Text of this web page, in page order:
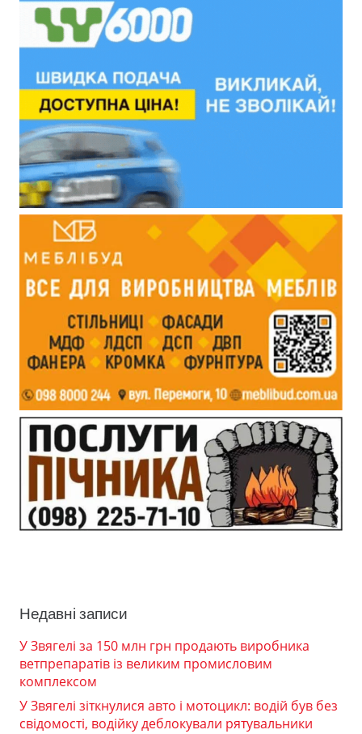
Недавні записи
У Звягелі за 150 млн грн продають виробника
ветпрепаратів із великим промисловим
комплексом
У Звягелі зіткнулися авто і мотоцикл: водій був без
свідомості, водійку деблокували рятувальники